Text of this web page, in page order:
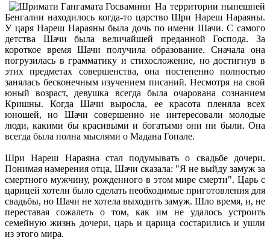
На территории нынешней
Бенгалии находилось когда-то царство Шри Нареш Нараяны.
У царя Нареш Нараяны была дочь по имени Шачи. С самого
детства Шачи была величайшей преданной Господа. За
короткое время Шачи получила образование. Сначала она
погрузилась в грамматику и стихосложение, но достигнув в
этих предметах совершенства, она постепенно полностью
занялась бесконечным изучением писаний. Несмотря на свой
юный возраст, девушка всегда была очарована сознанием
Кришны. Когда Шачи выросла, ее красота пленяла всех
юношей, но Шачи совершенно не интересовали молодые
люди, какими бы красивыми и богатыми они ни были. Она
всегда была полна мыслями о Мадана Гопале.
Шри Нареш Нараяна стал подумывать о свадьбе дочери.
Понимая намерения отца, Шачи сказала: "Я не выйду замуж за
смертного мужчину, рожденного в этом мире смерти". Царь с
царицей хотели было сделать необходимые приготовления для
свадьбы, но Шачи не хотела выходить замуж. Шло время, и, не
переставая сожалеть о том, как им не удалось устроить
семейную жизнь дочери, царь и царица состарились и ушли
из этого мира.